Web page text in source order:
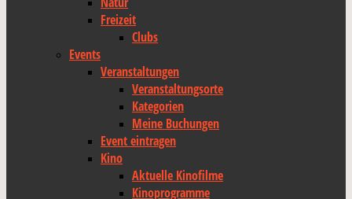
Freizeit
Clubs
Events
Veranstaltungen
Veranstaltungsorte
Kategorien
Meine Buchungen
Event eintragen
Kino
Aktuelle Kinofilme
Kinoprogramme